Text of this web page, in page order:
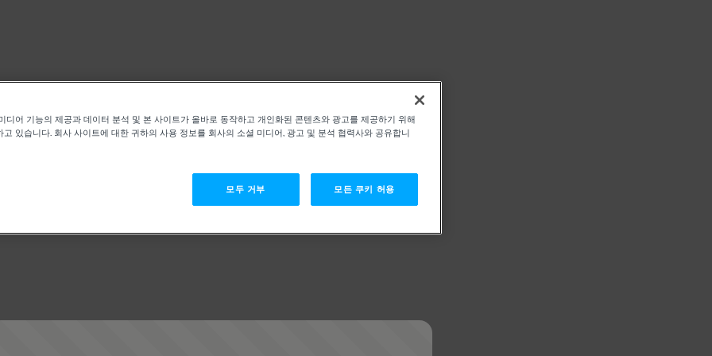
디어 기능의 제공과 데이터 분석 및 본 사이트가 올바로 동작하고 개인화된 콘텐츠와 광고를 제공하기 위해
고 있습니다. 회사 사이트에 대한 귀하의 사용 정보를 회사의 소셜 미디어, 광고 및 분석 협력사와 공유합니
모두 거부 모든 쿠키 허용